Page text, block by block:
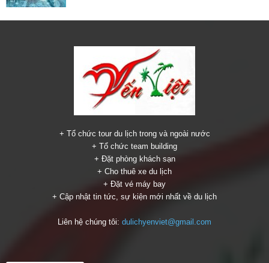
+ Tổ chức tour du lịch trong và ngoài nước
+ Tổ chức team building
+ Đặt phòng khách sạn
+ Cho thuê xe du lịch
+ Đặt vé máy bay
+ Cập nhật tin tức, sự kiện mới nhất về du lịch
Liên hệ chúng tôi: dulichyenviet@gmail.com